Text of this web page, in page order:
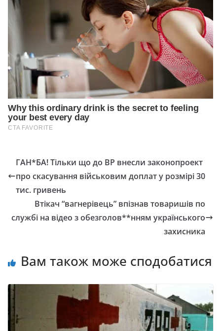
ГАН*БА! Тільки що до ВР внecли законопроект
пpo cкacувaння вiйcькoвим дoплaт у розмірі 30
тиc. гpивeнь
Втікач “вагнерівець” впізнав товаришів по
службі на відео з обезголов**нням українського
захисника
Вам також може сподобатися